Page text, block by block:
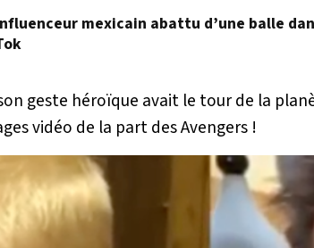
mexicain abattu d’une balle
geste héroïque avait le tour de la
vidéo de la part des Avengers !